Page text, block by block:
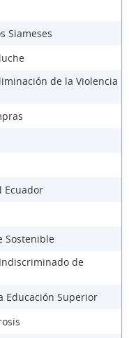
Siameses
de la Violencia
Ecuador
Sostenible
de
Educación Superior